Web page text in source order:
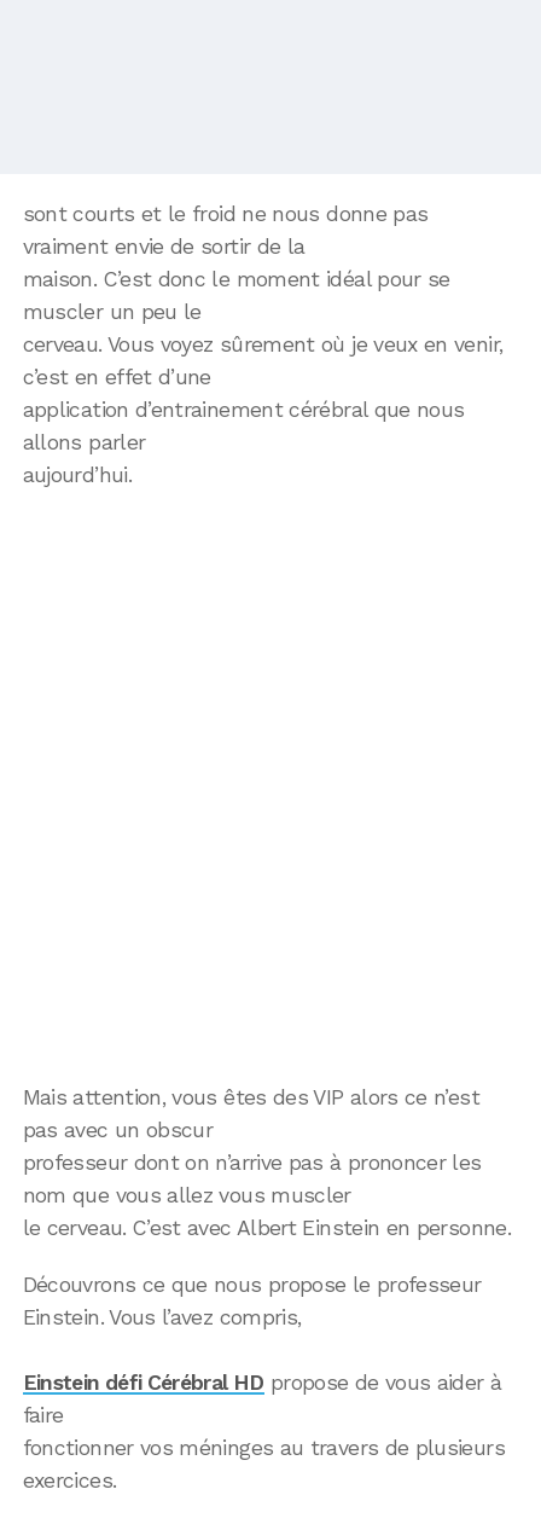
sont courts et le froid ne nous donne pas
vraiment envie de sortir de la
maison. C’est donc le moment idéal pour se
muscler un peu le
cerveau. Vous voyez sûrement où je veux en venir,
c’est en effet d’une
application d’entrainement cérébral que nous
allons parler
aujourd’hui.
Mais attention, vous êtes des VIP alors ce n’est
pas avec un obscur
professeur dont on n’arrive pas à prononcer les
nom que vous allez vous muscler
le cerveau. C’est avec Albert Einstein en personne.
Découvrons ce que nous propose le professeur
Einstein. Vous l’avez compris,
Einstein défi Cérébral HD propose de vous aider à
faire
fonctionner vos méninges au travers de plusieurs
exercices.